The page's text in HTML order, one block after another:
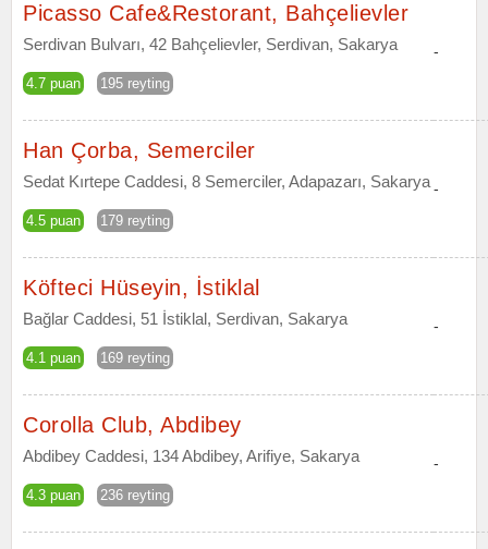
Picasso Cafe&Restorant, Bahçelievler
Serdivan Bulvarı, 42 Bahçelievler, Serdivan, Sakarya
4.7 puan 195 reyting
-
Han Çorba, Semerciler
Sedat Kırtepe Caddesi, 8 Semerciler, Adapazarı, Sakarya
4.5 puan 179 reyting
-
Köfteci Hüseyin, İstiklal
Bağlar Caddesi, 51 İstiklal, Serdivan, Sakarya
4.1 puan 169 reyting
-
Corolla Club, Abdibey
Abdibey Caddesi, 134 Abdibey, Arifiye, Sakarya
4.3 puan 236 reyting
-